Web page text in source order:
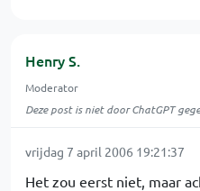
Henry S.
Moderator
Deze post is niet door ChatGPT
vrijdag 7 april 2006 19:21:37
Het zou eerst niet, maar